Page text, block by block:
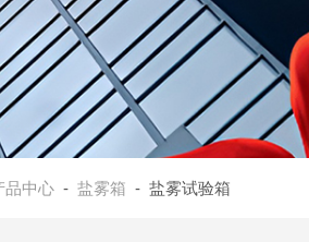
品中心 - 盐雾箱 - 盐雾试验箱